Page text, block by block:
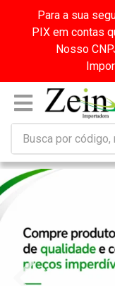
Para a sua
PIX em contas
Nosso